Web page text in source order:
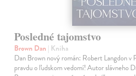
Posledné tajomstvo
Brown Dan | Kniha
Dan Brown nový román: Robert Langdon v
pravdu o ľudskom vedomí! Autor slávneho